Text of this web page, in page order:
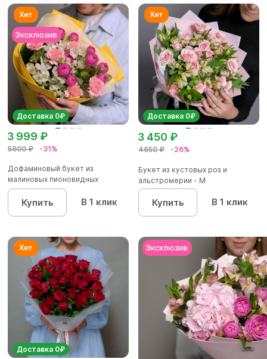
Доставка 0₽
5800 ₽ -31%
3 999 ₽
Дофаминовый букет из
малиновых пионовидных
кустовых роз...
Купить В 1 клик
Доставка 0₽
4650 ₽ -26%
3 450 ₽
Букет из кустовых роз и
альстромерии - М
Купить В 1 клик
Доставка 0₽